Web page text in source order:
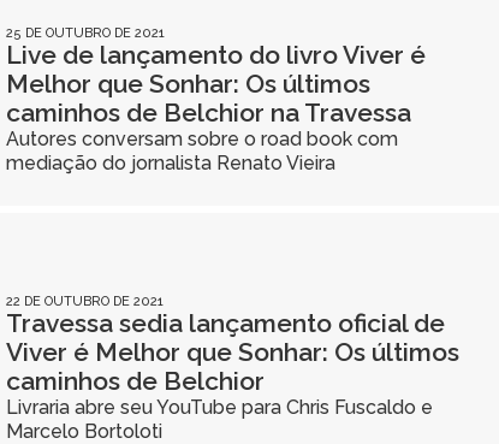
25 DE OUTUBRO DE 2021
Live de lançamento do livro Viver é
Melhor que Sonhar: Os últimos
caminhos de Belchior na Travessa
Autores conversam sobre o road book com
mediação do jornalista Renato Vieira
22 DE OUTUBRO DE 2021
Travessa sedia lançamento oficial de
Viver é Melhor que Sonhar: Os últimos
caminhos de Belchior
Livraria abre seu YouTube para Chris Fuscaldo e
Marcelo Bortoloti